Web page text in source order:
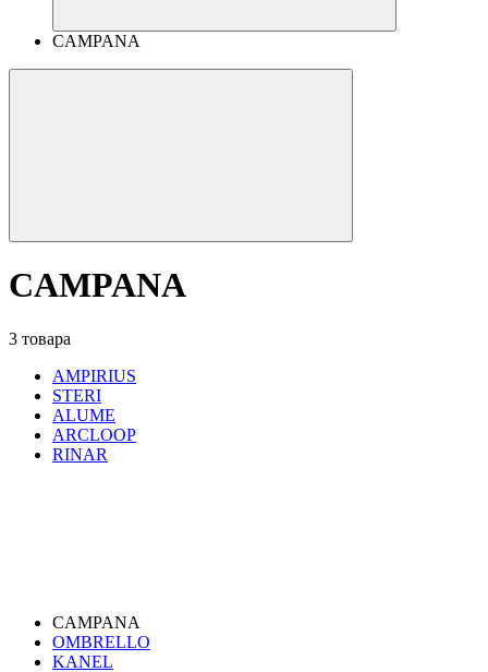
CAMPANA
CAMPANA
3 товара
AMPIRIUS
STERI
ALUME
ARCLOOP
RINAR
CAMPANA
OMBRELLO
KANEL